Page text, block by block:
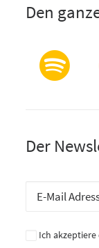
Den
Der
Ich akzeptiere